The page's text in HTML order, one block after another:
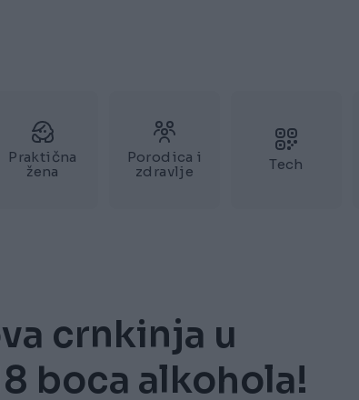
Praktična
žena
Porodica i
zdravlje
Tech
crnkinja u
boca alkohola!